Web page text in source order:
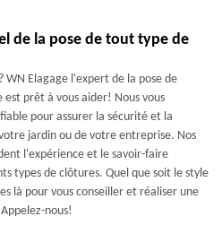
de la pose de tout type de
Elagage l'expert de la pose de
est prêt à vous aider! Nous vous
pour assurer la sécurité et la
jardin ou de votre entreprise. Nos
l'expérience et le savoir-faire
types de clôtures. Quel que soit le style
là pour vous conseiller et réaliser une
nous!